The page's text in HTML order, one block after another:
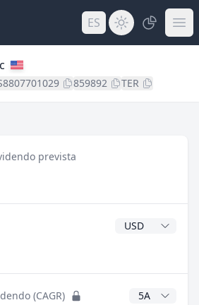
ES
859892 TER
prevista
Divisa del
(CAGR) Años CAGR